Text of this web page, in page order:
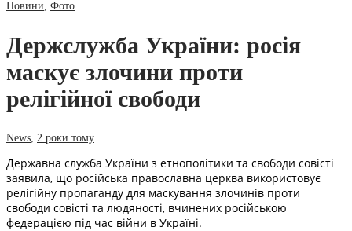
Новини Фото
Держслужба України: росія
маскує злочини проти
релігійної свободи
News 2 роки тому
Державна служба України з етнополітики та свободи совісті
заявила, що російська православна церква використовує
релігійну пропаганду для маскування злочинів проти
свободи совісті та людяності, вчинених російською
федерацією під час війни в Україні.